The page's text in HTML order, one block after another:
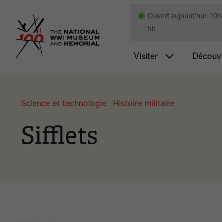
Musée national et
Ouvert aujourd'hui :
5h
Visiter
Science et technologie Histoire militaire
Sifflets